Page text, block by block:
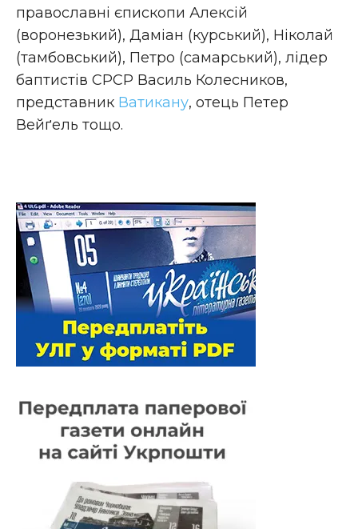
православні єпископи Алексій
(воронезький), Даміан (курський), Ніколай
(тамбовський), Петро (самарський), лідер
баптистів СРСР Василь Колесников,
представник Ватикану, отець Петер
Вейґель тощо.